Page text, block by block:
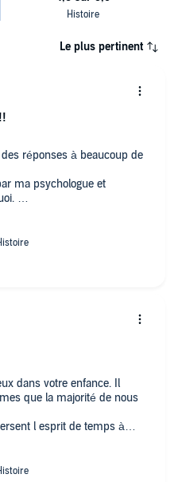
Le plus pertinent
réponses à beaucoup de
ma psychologue et
dans votre enfance. Il
que la majorité de nous
l esprit de temps à
interne au bonheur, à la
audio est pour vous.